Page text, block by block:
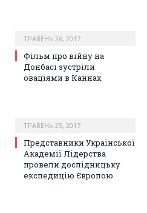
ТРАВЕНЬ 26, 2017
Фільм про війну на
Донбасі зустріли
оваціями в Каннах
ТРАВЕНЬ 25, 2017
Представники Української
Академії Лідерства
провели дослідницьку
експедицію Європою